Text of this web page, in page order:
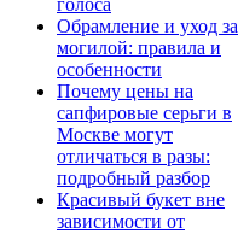
голоса
Обрамление и уход за
могилой: правила и
особенности
Почему цены на
сапфировые серьги в
Москве могут
отличаться в разы:
подробный разбор
Красивый букет вне
зависимости от